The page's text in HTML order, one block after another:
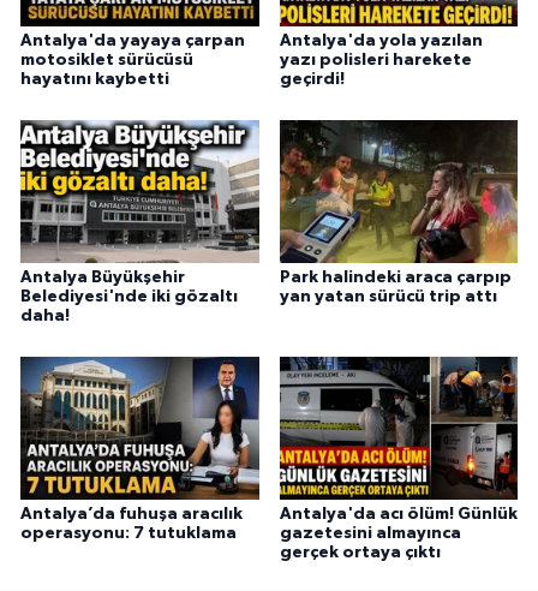
Antalya'da yayaya çarpan
motosiklet sürücüsü
hayatını kaybetti
Antalya'da yola yazılan
yazı polisleri harekete
geçirdi!
Antalya Büyükşehir
Belediyesi'nde iki gözaltı
daha!
Park halindeki araca çarpıp
yan yatan sürücü trip attı
Antalya’da fuhuşa aracılık
operasyonu: 7 tutuklama
Antalya'da acı ölüm! Günlük
gazetesini almayınca
gerçek ortaya çıktı